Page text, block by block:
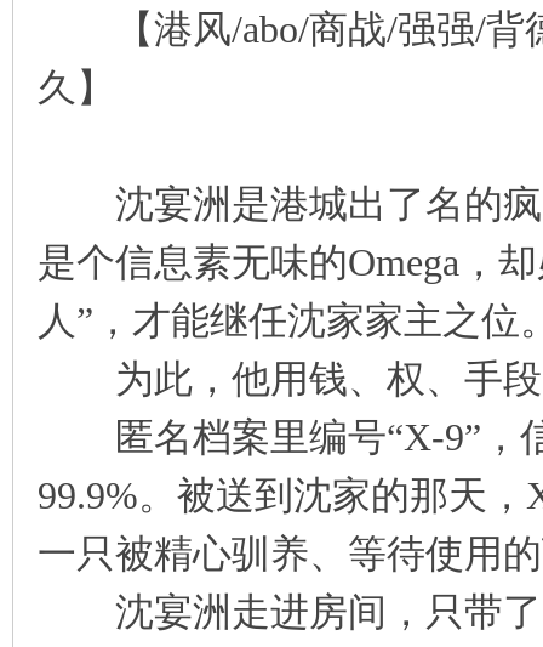
【港风/abo/商战/强强/背
久】
沈宴洲是港城出了名的疯
是个信息素无味的Omega，
人”，才能继任沈家家主之位
为此，他用钱、权、手段
匿名档案里编号“X-9”，
99.9%。被送到沈家的那天
一只被精心驯养、等待使用
沈宴洲走进房间，只带了